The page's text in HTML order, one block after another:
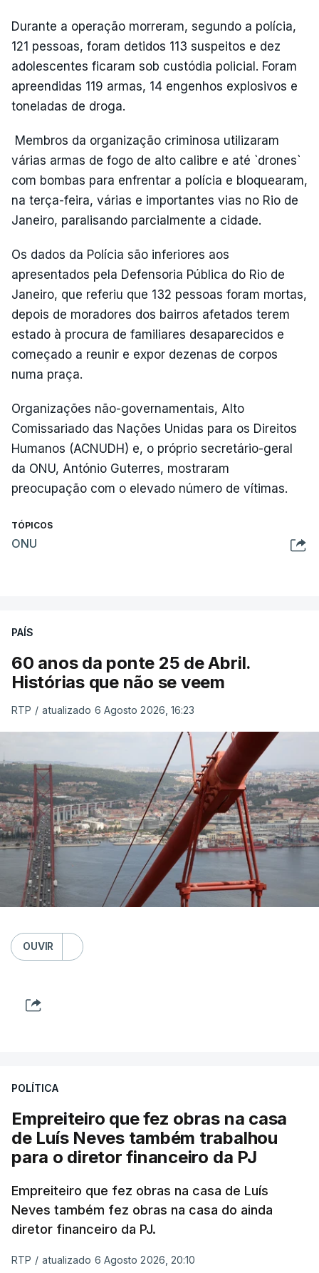
Durante a operação morreram, segundo a polícia,
121 pessoas, foram detidos 113 suspeitos e dez
adolescentes ficaram sob custódia policial. Foram
apreendidas 119 armas, 14 engenhos explosivos e
toneladas de droga.
Membros da organização criminosa utilizaram
várias armas de fogo de alto calibre e até `drones`
com bombas para enfrentar a polícia e bloquearam,
na terça-feira, várias e importantes vias no Rio de
Janeiro, paralisando parcialmente a cidade.
Os dados da Polícia são inferiores aos
apresentados pela Defensoria Pública do Rio de
Janeiro, que referiu que 132 pessoas foram mortas,
depois de moradores dos bairros afetados terem
estado à procura de familiares desaparecidos e
começado a reunir e expor dezenas de corpos
numa praça.
Organizações não-governamentais, Alto
Comissariado das Nações Unidas para os Direitos
Humanos (ACNUDH) e, o próprio secretário-geral
da ONU, António Guterres, mostraram
preocupação com o elevado número de vítimas.
TÓPICOS
ONU
PAÍS
60 anos da ponte 25 de Abril.
Histórias que não se veem
RTP / atualizado 6 Agosto 2026, 16:23
OUVIR
POLÍTICA
Empreiteiro que fez obras na casa
de Luís Neves também trabalhou
para o diretor financeiro da PJ
Empreiteiro que fez obras na casa de Luís
Neves também fez obras na casa do ainda
diretor financeiro da PJ.
RTP / atualizado 6 Agosto 2026, 20:10